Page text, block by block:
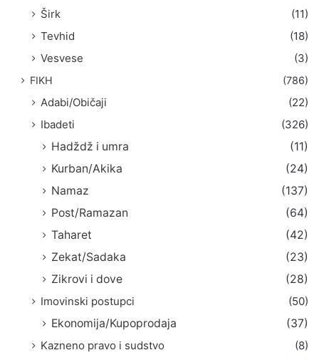
Širk
(11)
Tevhid
(18)
Vesvese
(3)
FIKH (786)
Adabi/Običaji
(22)
Ibadeti
(326)
Hadždž i umra
(11)
Kurban/Akika
(24)
Namaz
(137)
Post/Ramazan
(64)
Taharet
(42)
Zekat/Sadaka
(23)
Zikrovi i dove
(28)
Imovinski postupci
(50)
Ekonomija/Kupoprodaja
(37)
Kazneno pravo i sudstvo
(8)